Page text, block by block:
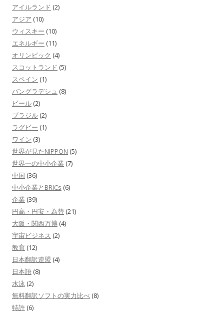
アイルランド (2)
アジア (10)
ウィスキー (10)
エネルギー (11)
オリンピック (4)
スコットランド (5)
スペイン (1)
バングラデシュ (8)
ビール (2)
ブラジル (2)
ラグビー (1)
ワイン (3)
世界が見たNIPPON (5)
世界一の中小企業 (7)
中国 (36)
中小企業とBRICs (6)
企業 (39)
円高・円安・為替 (21)
大阪・関西万博 (4)
宇宙ビジネス (2)
教育 (12)
日本翻訳連盟 (4)
日本語 (8)
水泳 (2)
無料翻訳ソフトの実力比べ (8)
特許 (6)